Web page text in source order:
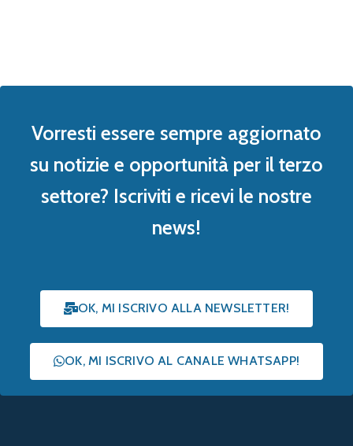
Vorresti essere sempre aggiornato
su notizie e opportunità per il terzo
settore? Iscriviti e ricevi le nostre
news!
OK, MI ISCRIVO ALLA NEWSLETTER!
OK, MI ISCRIVO AL CANALE WHATSAPP!